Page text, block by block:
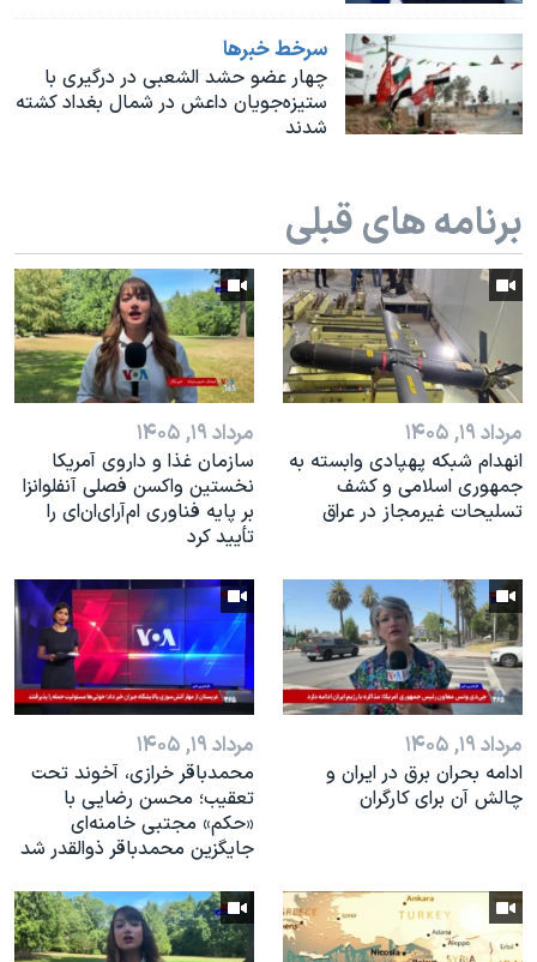
نرگس محمدی برنده جایزه نوبل صلح
همایش محافظه‌کاران آمریکا «سی‌پک»
صفحه‌های ویژه
سرخط خبرها
چهار عضو حشد الشعبی در درگیری با
ستیزه‌جویان داعش در شمال بغداد کشته
شدند
برنامه های قبلی
مرداد ۱۹, ۱۴۰۵
انهدام شبکه پهپادی وابسته به
جمهوری اسلامی و کشف
تسلیحات غیرمجاز در عراق
مرداد ۱۹, ۱۴۰۵
سازمان غذا و داروی آمریکا
نخستین واکسن فصلی آنفلوانزا
بر پایه فناوری ام‌آر‌ای‌ان‌ای را
تأیید کرد
مرداد ۱۹, ۱۴۰۵
ادامه بحران برق در ایران و
چالش آن برای کارگران
مرداد ۱۹, ۱۴۰۵
محمدباقر خرازی، آخوند تحت
تعقیب؛ محسن رضایی با
«حکم» مجتبی خامنه‌ای
جایگزین محمدباقر ذوالقدر شد